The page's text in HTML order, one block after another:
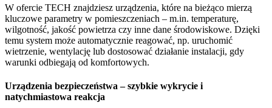
W ofercie TECH znajdziesz urządzenia, które na bieżąco mierzą
kluczowe parametry w pomieszczeniach – m.in. temperaturę,
wilgotność, jakość powietrza czy inne dane środowiskowe. Dzięki
temu system może automatycznie reagować, np. uruchomić
wietrzenie, wentylację lub dostosować działanie instalacji, gdy
warunki odbiegają od komfortowych.
Urządzenia bezpieczeństwa – szybkie wykrycie i
natychmiastowa reakcja